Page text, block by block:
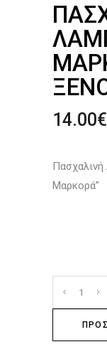
14.00€
Μαρκορά”